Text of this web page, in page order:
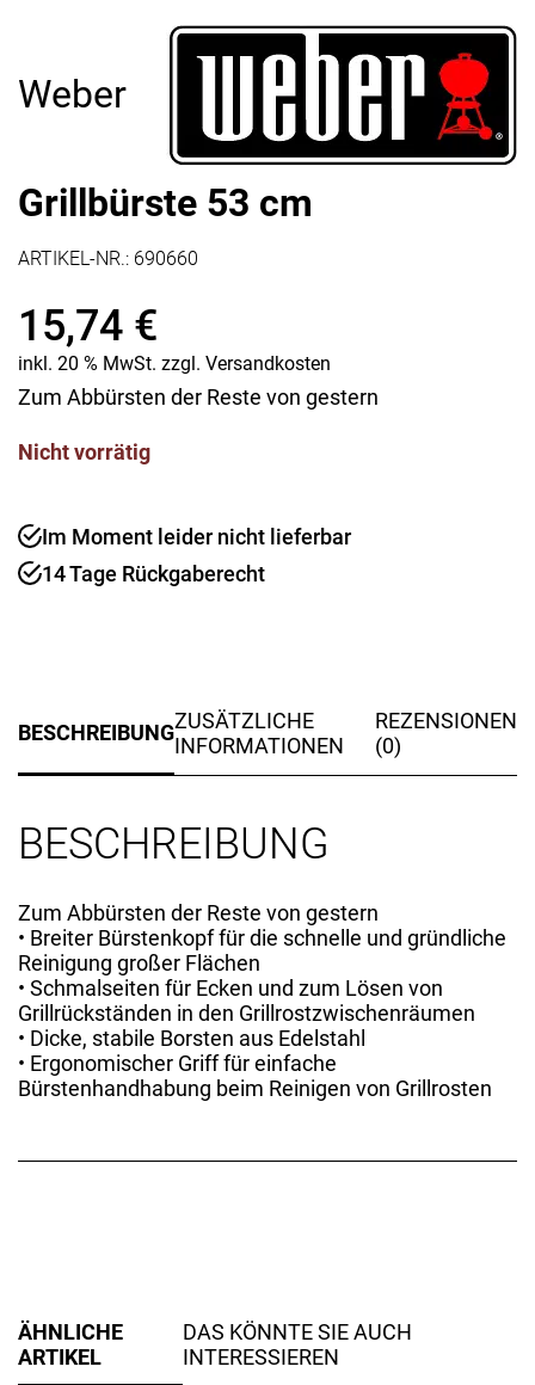
Weber
Grillbürste 53 cm
ARTIKEL-NR.: 690660
15,74 €
inkl. 20 % MwSt. zzgl. Versandkosten
Zum Abbürsten der Reste von gestern
Nicht vorrätig
Im Moment leider nicht lieferbar
14 Tage Rückgaberecht
BESCHREIBUNGZUSÄTZLICHE
INFORMATIONEN
REZENSIONEN
(0)
BESCHREIBUNG
Zum Abbürsten der Reste von gestern
• Breiter Bürstenkopf für die schnelle und gründliche
Reinigung großer Flächen
• Schmalseiten für Ecken und zum Lösen von
Grillrückständen in den Grillrostzwischenräumen
• Dicke, stabile Borsten aus Edelstahl
• Ergonomischer Griff für einfache
Bürstenhandhabung beim Reinigen von Grillrosten
ÄHNLICHE
ARTIKEL
DAS KÖNNTE SIE AUCH
INTERESSIEREN